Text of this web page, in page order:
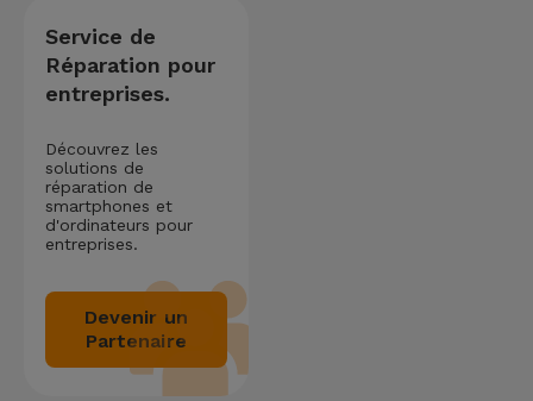
Service de
Réparation pour
entreprises.
Découvrez les
solutions de
réparation de
smartphones et
d'ordinateurs pour
entreprises.
Devenir un
Partenaire